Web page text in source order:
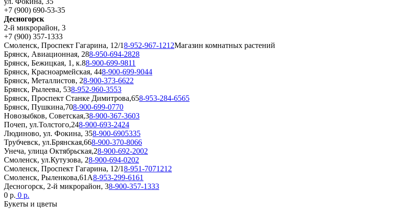
+7 (900) 690-53-35
Десногорск
2-й микрорайон, 3
+7 (900) 357-1333
Смоленск, Проспект Гагарина, 12/18-952-967-1212Магазин комнатных растений
Брянск, Авиационная, 288-950-694-2828
Брянск, Бежицкая, 1, к.88-900-699-9811
Брянск, Красноармейская, 448-900-699-9044
Брянск, Металлистов, 28-900-373-6622
Брянск, Рылеева, 538-952-960-3553
Брянск, Проспект Станке Димитрова,658-953-284-6565
Брянск, Пушкина,708-900-699-0770
Новозыбков, Советская,38-900-367-3603
Почеп, ул.Толстого,248-900-693-2424
Людиново, ул. Фокина, 358-900-6905335
Трубчевск, ул.Брянская,668-900-370-8066
Унеча, улица Октябрьская,28-900-692-2002
Смоленск, ул.Кутузова, 28-900-694-0202
Смоленск, Проспект Гагарина, 12/18-951-7071212
Смоленск, Рыленкова,61А8-953-299-6161
Десногорск, 2-й микрорайон, 38-900-357-1333
0 р. 0 р.
Букеты и цветы